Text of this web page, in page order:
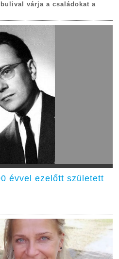
várja a családokat a
évvel ezelőtt született